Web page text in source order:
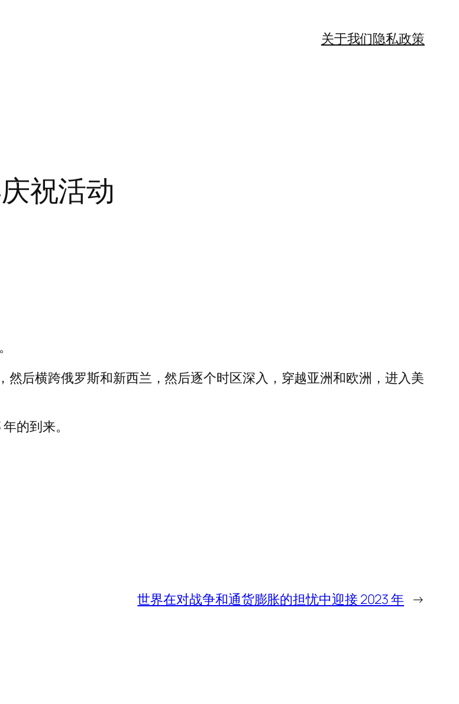
关于我们隐私政策
祝活动
后横跨俄罗斯和新西兰，然后逐个时区深入，穿越亚洲和欧洲，进入美
的到来。
世界在对战争和通货膨胀的担忧中迎接 2023 年 →